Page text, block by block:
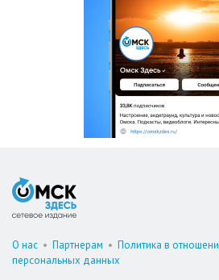
О нас • Партнерам • Политика в
персональных данных